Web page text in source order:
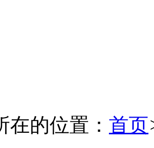
在的位置： 首页